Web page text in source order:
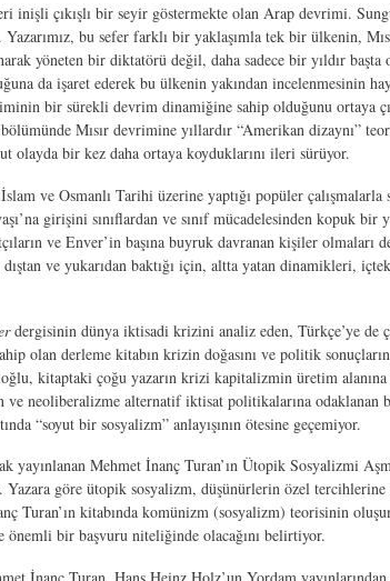
çıkışlı bir seyir göstermekte olan Arap devrimi.
bu sefer farklı bir yaklaşımla tek bir ülkenin,
yöneten bir diktatörü değil, daha sadece bir yıldır
da işaret ederek bu ülkenin yakından incelenmesinin
bir sürekli devrim dinamiğine sahip olduğunu ortaya
Mısır devrimine yıllardır “Amerikan dizaynı”
olayda bir kez daha ortaya koyduklarını ileri sürüyor.
ve Osmanlı Tarihi üzerine yaptığı popüler çalışmalarla
girişini sınıflardan ve sınıf mücadelesinden kopuk
ve Enver’in başına buyruk davranan kişiler
ve yukarıdan baktığı için, altta yatan dinamikleri,
dergisinin dünya iktisadi krizini analiz eden, Türkçe’ye de
olan derleme kitabın krizin doğasını ve politik
kitaptaki çoğu yazarın krizi kapitalizmin üretim
ve neoliberalizme alternatif iktisat politikalarına
“soyut bir sosyalizm” anlayışının ötesine geçemiyor.
Mehmet İnanç Turan’ın Ütopik Sosyalizmi
göre ütopik sosyalizm, düşünürlerin özel
Turan’ın kitabında komünizm (sosyalizm) teorisinin
bir başvuru niteliğinde olacağını belirtiyor.